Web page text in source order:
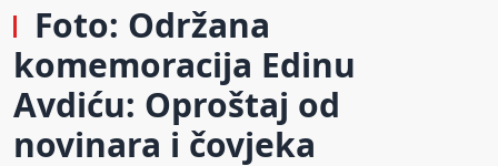
Foto: Održana
komemoracija Edinu
Avdiću: Oproštaj od
novinara i čovjeka